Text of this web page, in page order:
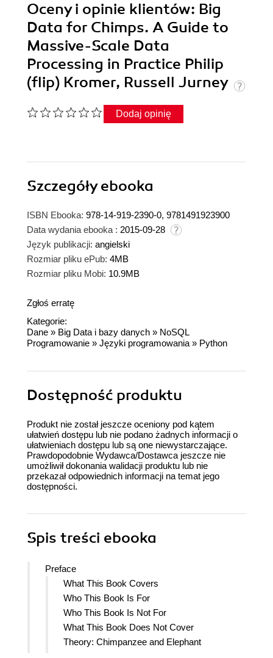
Oceny i opinie klientów: Big
Data for Chimps. A Guide to
Massive-Scale Data
Processing in Practice Philip
(flip) Kromer, Russell Jurney
Dodaj opinię
Szczegółyebooka
ISBN Ebooka: 978-14-919-2390-0, 9781491923900
Data wydania ebooka : 2015-09-28
Język publikacji: angielski
Rozmiar pliku ePub: 4MB
Rozmiar pliku Mobi: 10.9MB
Zgłoś erratę
Kategorie:
Dane » Big Data i bazy danych » NoSQL
Programowanie » Języki programowania » Python
Dostępność produktu
Produkt nie został jeszcze oceniony pod kątem
ułatwień dostępu lub nie podano żadnych informacji o
ułatwieniach dostępu lub są one niewystarczające.
Prawdopodobnie Wydawca/Dostawca jeszcze nie
umożliwił dokonania walidacji produktu lub nie
przekazał odpowiednich informacji na temat jego
dostępności.
Spis treści ebooka
Preface
What This Book Covers
Who This Book Is For
Who This Book Is Not For
What This Book Does Not Cover
Theory: Chimpanzee and Elephant